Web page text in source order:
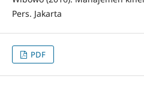
Pers. Jakarta
PDF